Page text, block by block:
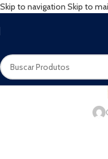
Skip to navigation Skip to